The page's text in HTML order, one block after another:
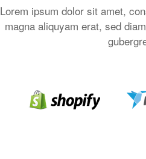
Lorem ipsum dolor sit amet,
magna aliquyam erat, sed